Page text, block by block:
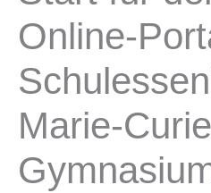
Online-
Marie-